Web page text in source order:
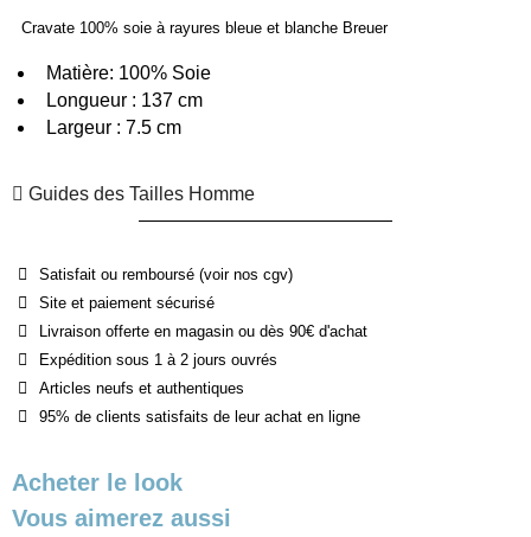
Cravate 100% soie à rayures bleue et blanche Breuer
Matière: 100% Soie
Longueur : 137 cm
Largeur : 7.5 cm
Guides des Tailles Homme
Satisfait ou remboursé (voir nos cgv)
Site et paiement sécurisé
Livraison offerte en magasin ou dès 90€ d'achat
Expédition sous 1 à 2 jours ouvrés
Articles neufs et authentiques
95% de clients satisfaits de leur achat en ligne
Acheter le look
Vous aimerez aussi